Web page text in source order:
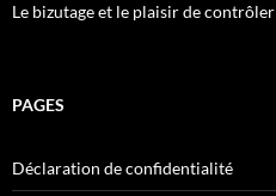
Le bizutage et le plaisir de contrôler
PAGES
Déclaration de confidentialité